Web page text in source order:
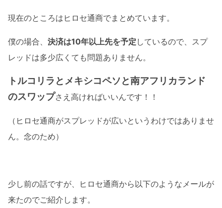
現在のところはヒロセ通商でまとめています。
僕の場合、 決済は10年以上先を予定 しているので、スプ
レッドは多少広くても問題ありません。
トルコリラとメキシコペソと南アフリカランド
のスワップさえ高ければいいんです！！
（ヒロセ通商がスプレッドが広いというわけではありませ
ん。念のため）
少し前の話ですが、ヒロセ通商から以下のようなメールが
来たのでご紹介します。